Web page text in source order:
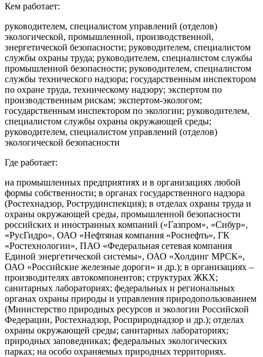
Кем работает:
руководителем, специалистом управлений (отделов)
экологической, промышленной, производственной,
энергетической безопасности; руководителем, специалистом
службы охраны труда; руководителем, специалистом службы
промышленной безопасности; руководителем, специалистом
службы технического надзора; государственным инспектором
по охране труда, техническому надзору; экспертом по
производственным рискам; экспертом-экологом;
государственным инспектором по экологии; руководителем,
специалистом службы охраны окружающей среды;
руководителем, специалистом управлений (отделов)
экологической безопасности
Где работает:
на промышленных предприятиях и в организациях любой
формы собственности; в органах государственного надзора
(Ростехнадзор, Рострудинспекция); в отделах охраны труда и
охраны окружающей среды, промышленной безопасности
российских и иностранных компаний («Газпром», «Сибур»,
«РусГидро», ОАО «Нефтяная компания «Роснефть», ГК
«Ростехнологии», ПАО «Федеральная сетевая компания
Единой энергетической системы», ОАО «Холдинг МРСК»,
ОАО «Российские железные дороги» и др.); в организациях –
производителях автокомпонентов; структурах ЖКХ;
санитарных лабораториях; федеральных и региональных
органах охраны природы и управления природопользованием
(Министерство природных ресурсов и экологии Российской
Федерации, Ростехнадзор, Росприроднадзор и др.); отделах
охраны окружающей среды; санитарных лабораториях;
природных заповедниках; федеральных экологических
парках; на особо охраняемых природных территориях.